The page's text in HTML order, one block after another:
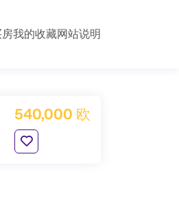
我的收藏网站说明
540,000 欧